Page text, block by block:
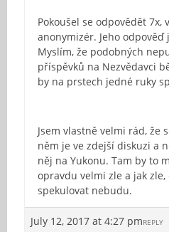
Pokoušel se odpovědět 7x,
anonymizér. Jeho
Myslím, že podobných
příspěvků na Nezvědavci
by na prstech jedné ruky
Jsem vlastně velmi rád, že
něm je ve zdejší diskuzi a
něj na Yukonu. Tam by to
opravdu velmi zle a jak
spekulovat nebudu.
July 12, 2017 at 4:27 pmREPLY